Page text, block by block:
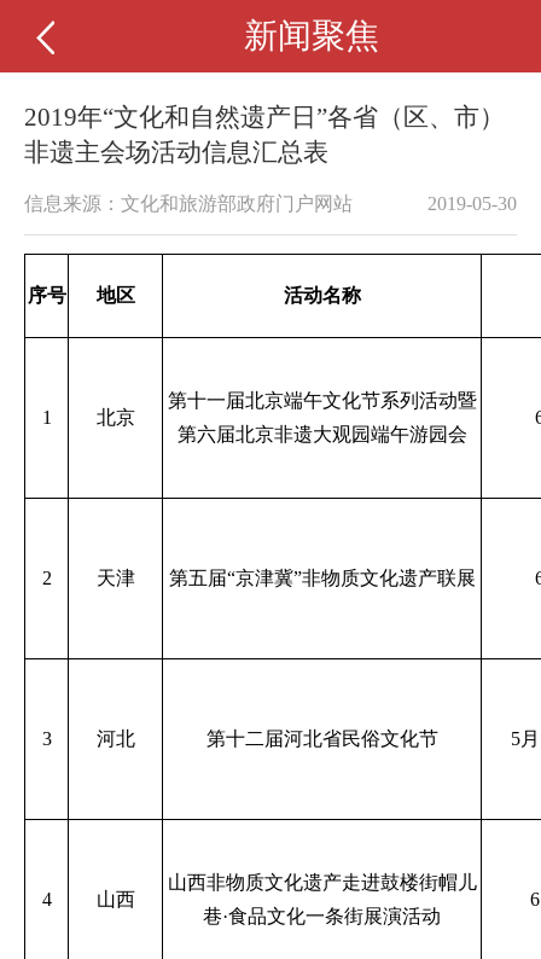
新闻聚焦
2019年“文化和自然遗产日”各省（区、市）
非遗主会场活动信息汇总表
信息来源：文化和旅游部政府门户网站 2019-05-30
序号 地区 活动名称
1 北京
第十一届北京端午文化节系列活动暨
第六届北京非遗大观园端午游园会
2 天津 第五届“京津冀”非物质文化遗产联展
3 河北 第十二届河北省民俗文化节 5
4 山西
山西非物质文化遗产走进鼓楼街帽儿
巷·食品文化一条街展演活动